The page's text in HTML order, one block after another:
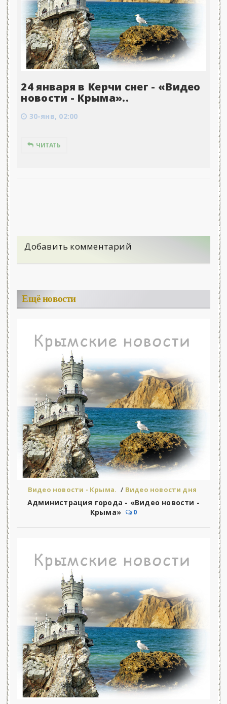
24 января в Керчи снег - «Видео
новости - Крыма»..
30-янв, 02:00
ЧИТАТЬ
Добавить комментарий
Ещё новости
Видео новости - Крыма. / Видео новости дня
Администрация города - «Видео новости -
Крыма»
0